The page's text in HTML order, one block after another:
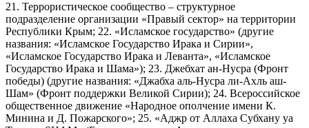
21. Террористическое сообщество – структурное
подразделение организации «Правый сектор» на территории
Республики Крым; 22. «Исламское государство» (другие
названия: «Исламское Государство Ирака и Сирии»,
«Исламское Государство Ирака и Леванта», «Исламское
Государство Ирака и Шама»); 23. Джебхат ан-Нусра (Фронт
победы) (другие названия: «Джабха аль-Нусра ли-Ахль аш-
Шам» (Фронт поддержки Великой Сирии); 24. Всероссийское
общественное движение «Народное ополчение имени К.
Минина и Д. Пожарского»; 25. «Аджр от Аллаха Субхану уа